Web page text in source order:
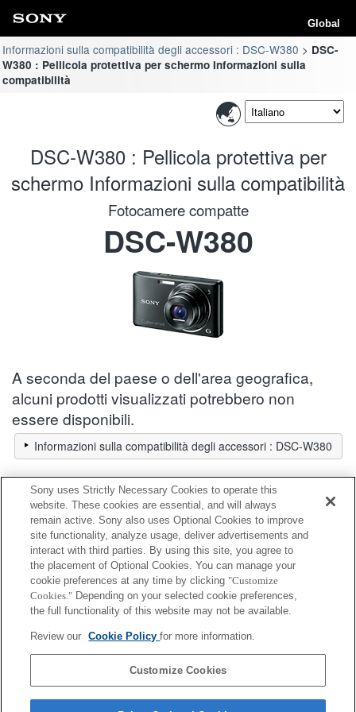
Global
Informazioni sulla compatibilità degli accessori : DSC-W380
DSC-
W380 : Pellicola protettiva per schermo Informazioni sulla
compatibilità
DSC-W380 : Pellicola protettiva per
schermo Informazioni sulla compatibilità
Fotocamere compatte
DSC-W380
A seconda del paese o dell'area geografica,
alcuni prodotti visualizzati potrebbero non
essere disponibili.
Informazioni sulla compatibilità degli accessori : DSC-W380
Pellicola protettiva per schermo
Completamente compatibile
Compatibile, ma con restrizioni
PCK-L27D
PCK-LS27
Sony uses Strictly Necessary Cookies to operate this
website. These cookies are essential, and will always
remain active. Sony also uses Optional Cookies to improve
site functionality, analyze usage, deliver advertisements and
interact with third parties. By using this site, you agree to
the placement of Optional Cookies. You can manage your
cookie preferences at any time by clicking "Customize
Cookies." Depending on your selected cookie preferences,
the full functionality of this website may not be available.
Review our Cookie Policyfor more information.
Customize Cookies